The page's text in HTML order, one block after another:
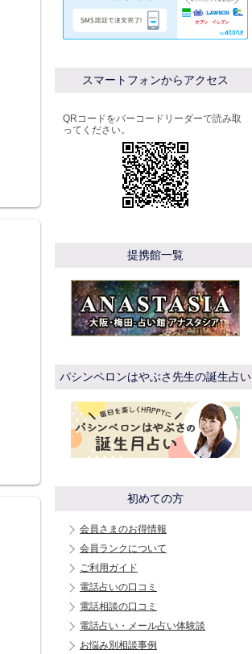
スマートフォンからアクセス
QRコードをバーコードリーダーで読み取
ってください。
提携館一覧
パシンペロンはやぶさ先生の誕生占い
初めての方
会員さまのお得情報
会員ランクについて
ご利用ガイド
電話占いの口コミ
電話相談の口コミ
電話占い・メール占い体験談
お悩み別相談事例